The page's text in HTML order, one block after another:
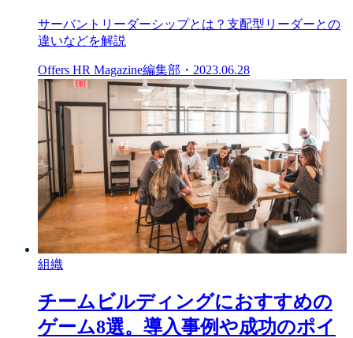
サーバントリーダーシップとは？支配型リーダーとの
違いなどを解説
Offers HR Magazine編集部 ・ 2023.06.28
組織
チームビルディングにおすすめの
ゲーム8選。導入事例や成功のポイ